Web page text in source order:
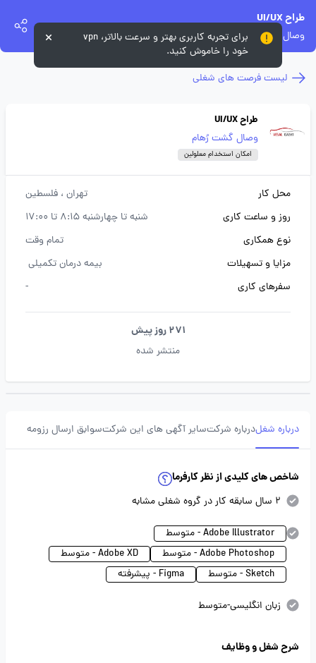
طراح UI/UX
وصال گشت رُهام
لیست فرصت های شغلی
طراح UI/UX
وصال گشت رُهام
امکان استخدام معلولین
محل کار تهران ، فلسطین
روز و ساعت کاری
شنبه تا چهارشنبه 8:15 تا 17:00
نوع همکاری
تمام وقت
مزایا و تسهیلات
بیمه درمان تکمیلی
سفرهای کاری
-
271 روز پیش
منتشر شده
درباره شغلدرباره شرکتسایر آگهی های این شرکتسوابق ارسال رزومه
شاخص های کلیدی از نظر کارفرما
2 سال سابقه کار در گروه شغلی مشابه
Adobe Illustrator - متوسط
Adobe Photoshop - متوسط
Adobe XD - متوسط
Sketch - متوسط
Figma - پیشرفته
زبان انگلیسی-متوسط
شرح شغل و وظایف
برای تجربه کاربری بهتر و سرعت بالاتر، vpn
خود را خاموش کنید.